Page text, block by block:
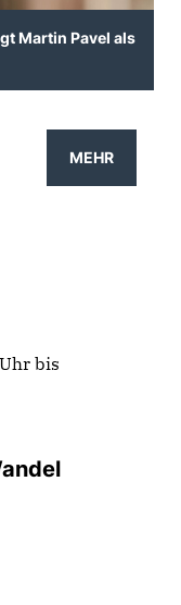
Martin Pavel als
MEHR
bis